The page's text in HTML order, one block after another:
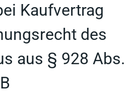
Kaufvertrag
des
aus § 928 Abs.